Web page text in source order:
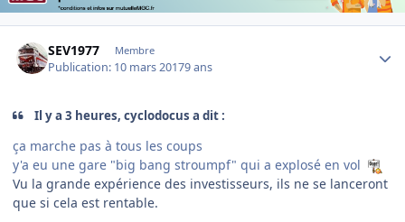
SEV1977 Membre
Publication: 10 mars 20179 ans
Il y a 3 heures, cyclodocus a dit :
ça marche pas à tous les coups
y'a eu une gare "big bang stroumpf" qui a explosé en vol
Vu la grande expérience des investisseurs, ils ne se lanceront
que si cela est rentable.